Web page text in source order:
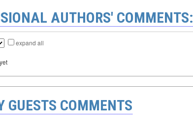
AUTHORS' COMMENTS:
expand all
GUESTS COMMENTS